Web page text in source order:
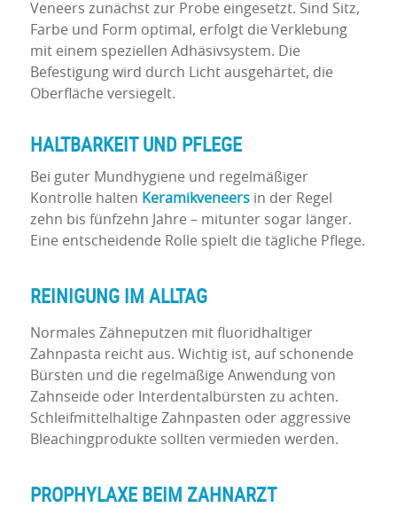
Veneers zunächst zur Probe eingesetzt. Sind Sitz,
Farbe und Form optimal, erfolgt die Verklebung
mit einem speziellen Adhäsivsystem. Die
Befestigung wird durch Licht ausgehärtet, die
Oberfläche versiegelt.
HALTBARKEIT UND PFLEGE
Bei guter Mundhygiene und regelmäßiger
Kontrolle halten Keramikveneersin der Regel
zehn bis fünfzehn Jahre – mitunter sogar länger.
Eine entscheidende Rolle spielt die tägliche Pflege.
REINIGUNG IM ALLTAG
Normales Zähneputzen mit fluoridhaltiger
Zahnpasta reicht aus. Wichtig ist, auf schonende
Bürsten und die regelmäßige Anwendung von
Zahnseide oder Interdentalbürsten zu achten.
Schleifmittelhaltige Zahnpasten oder aggressive
Bleachingprodukte sollten vermieden werden.
PROPHYLAXE BEIM ZAHNARZT